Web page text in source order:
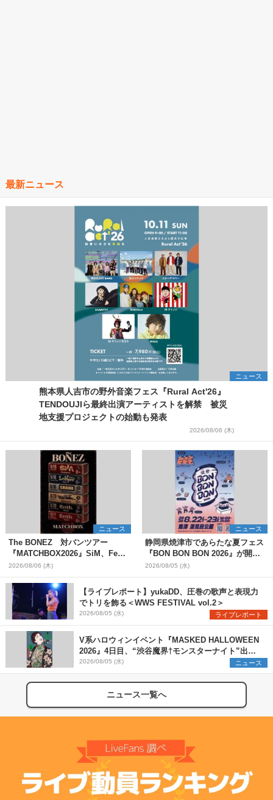
最新ニュース
ニュース
熊本県人吉市の野外音楽フェス『Rural Act'26』
TENDOUJIら最終出演アーティストを解禁 被災
地支援プロジェクトの始動も発表
2026/08/06 (木)
ニュース
The BONEZ 対バンツアー
『MATCHBOX2026』SiM、Fear,
and Loathing in Las Vegasら対
バンアーティストを一斉解禁
2026/08/06 (木)
ニュース
静岡県焼津市であらたな夏フェス
『BON BON BON 2026』が開
催 音楽ライブ×盆踊り×DJ×屋台
グルメ×ランタンナイトで彩る2日
間
2026/08/05 (水)
【ライブレポート】yukaDD、圧巻の歌声と表現力
でトリを飾る＜WWS FESTIVAL vol.2＞
2026/08/05 (水) ライブレポート
V系ハロウィンイベント『MASKED HALLOWEEN
2026』4日目、“渋谷魔界†モンスターナイト”出演6
組を発表
2026/08/05 (水) ニュース
ニュース一覧へ